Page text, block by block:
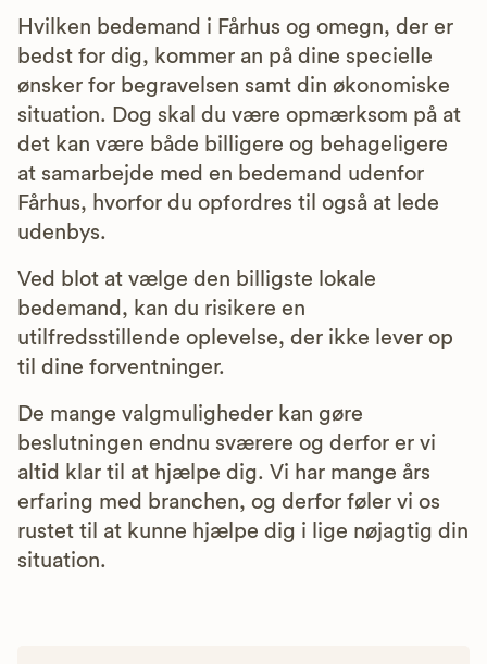
Hvilken bedemand i Fårhus og omegn, der er
bedst for dig, kommer an på dine specielle
ønsker for begravelsen samt din økonomiske
situation. Dog skal du være opmærksom på at
det kan være både billigere og behageligere
at samarbejde med en bedemand udenfor
Fårhus, hvorfor du opfordres til også at lede
udenbys.
Ved blot at vælge den billigste lokale
bedemand, kan du risikere en
utilfredsstillende oplevelse, der ikke lever op
til dine forventninger.
De mange valgmuligheder kan gøre
beslutningen endnu sværere og derfor er vi
altid klar til at hjælpe dig. Vi har mange års
erfaring med branchen, og derfor føler vi os
rustet til at kunne hjælpe dig i lige nøjagtig din
situation.